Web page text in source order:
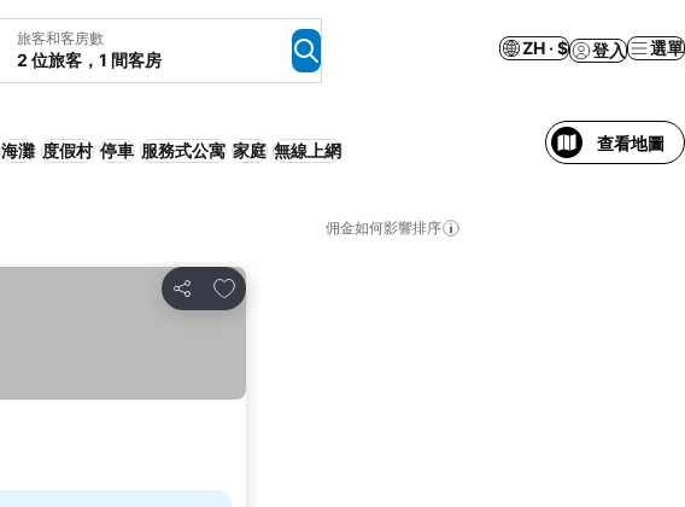
旅客和客房數
2 位旅客，1 間客房
ZH · $ 登入 選單
海灘 度假村 停車 服務式公寓 家庭 無線上網 查看地圖
佣金如何影響排序
分享
加入我的最愛